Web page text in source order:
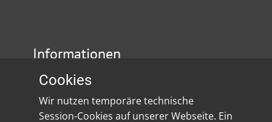
Informationen
Impressum
Datenschutz
Cookies
Wir nutzen temporäre technische
Session-Cookies auf unserer Webseite. Ein